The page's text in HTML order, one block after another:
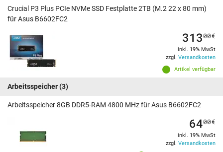
Crucial P3 Plus PCIe NVMe SSD Festplatte 2TB (M.2 22 x 80 mm)
für Asus B6602FC2
Artikel verfügbar
31300€
inkl. 19% MwSt
zzgl. Versandkosten
Arbeitsspeicher(3)
Arbeitsspeicher 8GB DDR5-RAM 4800 MHz für Asus B6602FC2
6400€
inkl. 19% MwSt
zzgl. Versandkosten